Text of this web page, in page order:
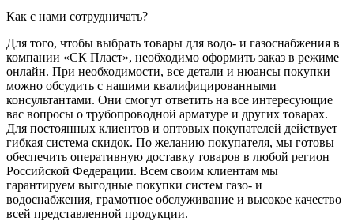
Как с нами сотрудничать?
Для того, чтобы выбрать товары для водо- и газоснабжения в
компании «СК Пласт», необходимо оформить заказ в режиме
онлайн. При необходимости, все детали и нюансы покупки
можно обсудить с нашими квалифицированными
консультантами. Они смогут ответить на все интересующие
вас вопросы о трубопроводной арматуре и других товарах.
Для постоянных клиентов и оптовых покупателей действует
гибкая система скидок. По желанию покупателя, мы готовы
обеспечить оперативную доставку товаров в любой регион
Российской Федерации. Всем своим клиентам мы
гарантируем выгодные покупки систем газо- и
водоснабжения, грамотное обслуживание и высокое качество
всей представленной продукции.